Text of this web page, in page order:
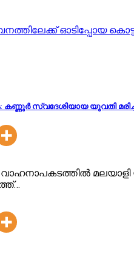
ഓടിപ്പോയ
കണ്ണുർ സ്വദേശിയായ യുവതി
മലയാളി